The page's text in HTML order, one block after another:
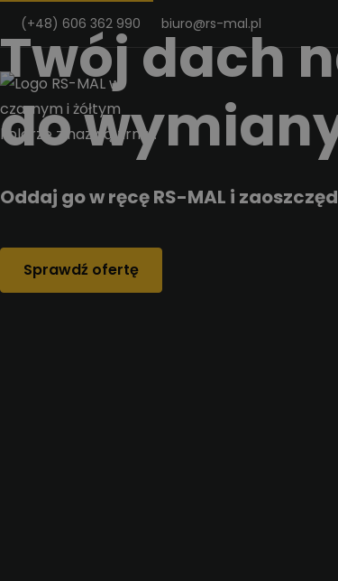
Przejdz do tresci
(+48) 606 362 990 biuro@rs-mal.pl
Twój dach
do
Oddaj go w ręcę RS-MAL i
Sprawdź ofertę